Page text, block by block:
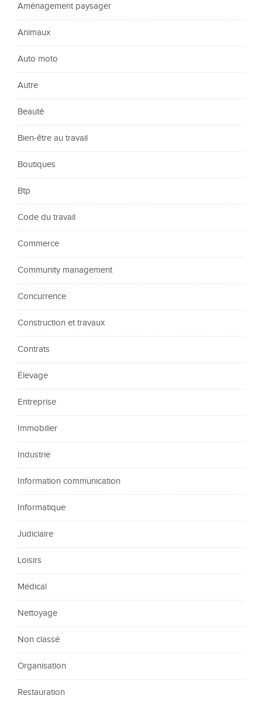
Aménagement paysager
Animaux
Auto moto
Autre
Beauté
Bien-être au travail
Boutiques
Btp
Code du travail
Commerce
Community management
Concurrence
Construction et travaux
Contrats
Élevage
Entreprise
Immobilier
Industrie
Information communication
Informatique
Judiciaire
Loisirs
Médical
Nettoyage
Non classé
Organisation
Restauration